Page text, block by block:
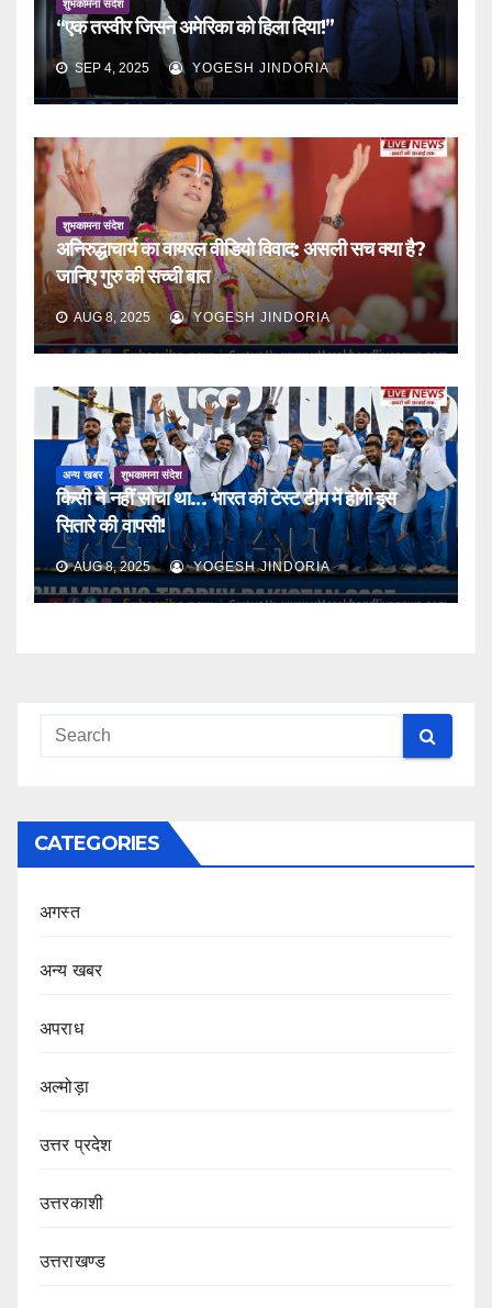
शुभकामना संदेश
“एक तस्वीर जिसने अमेरिका को हिला दिया!”
SEP 4, 2025 YOGESH JINDORIA
शुभकामना संदेश
अनिरुद्धाचार्य का वायरल वीडियो विवाद: असली सच क्या है?
जानिए गुरु की सच्ची बात
AUG 8, 2025 YOGESH JINDORIA
अन्य खबर शुभकामना संदेश
किसी ने नहीं सोचा था… भारत की टेस्ट टीम में होगी इस
सितारे की वापसी!
AUG 8, 2025 YOGESH JINDORIA
CATEGORIES
अगस्त
अन्य खबर
अपराध
अल्मोड़ा
उत्तर प्रदेश
उत्तरकाशी
उत्तराखण्ड